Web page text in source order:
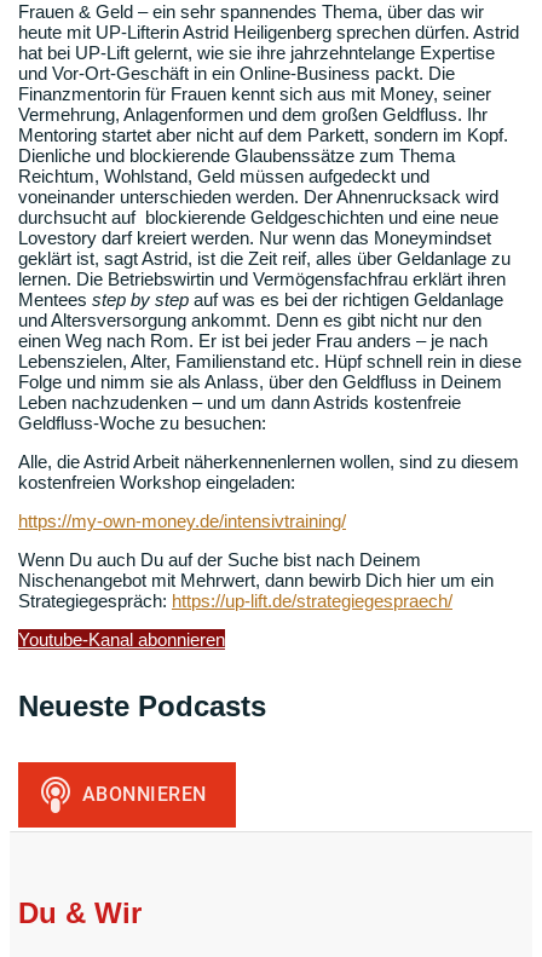
Frauen & Geld – ein sehr spannendes Thema, über das wir
heute mit UP-Lifterin Astrid Heiligenberg sprechen dürfen. Astrid
hat bei UP-Lift gelernt, wie sie ihre jahrzehntelange Expertise
und Vor-Ort-Geschäft in ein Online-Business packt. Die
Finanzmentorin für Frauen kennt sich aus mit Money, seiner
Vermehrung, Anlagenformen und dem großen Geldfluss. Ihr
Mentoring startet aber nicht auf dem Parkett, sondern im Kopf.
Dienliche und blockierende Glaubenssätze zum Thema
Reichtum, Wohlstand, Geld müssen aufgedeckt und
voneinander unterschieden werden. Der Ahnenrucksack wird
durchsucht auf blockierende Geldgeschichten und eine neue
Lovestory darf kreiert werden. Nur wenn das Moneymindset
geklärt ist, sagt Astrid, ist die Zeit reif, alles über Geldanlage zu
lernen. Die Betriebswirtin und Vermögensfachfrau erklärt ihren
Mentees step by step auf was es bei der richtigen Geldanlage
und Altersversorgung ankommt. Denn es gibt nicht nur den
einen Weg nach Rom. Er ist bei jeder Frau anders – je nach
Lebenszielen, Alter, Familienstand etc. Hüpf schnell rein in diese
Folge und nimm sie als Anlass, über den Geldfluss in Deinem
Leben nachzudenken – und um dann Astrids kostenfreie
Geldfluss-Woche zu besuchen:
Alle, die Astrid Arbeit näherkennenlernen wollen, sind zu diesem
kostenfreien Workshop eingeladen:
https://my-own-money.de/intensivtraining/
Wenn Du auch Du auf der Suche bist nach Deinem
Nischenangebot mit Mehrwert, dann bewirb Dich hier um ein
Strategiegespräch: https://up-lift.de/strategiegespraech/
Youtube-Kanal abonnieren
Neueste Podcasts
Du & Wir